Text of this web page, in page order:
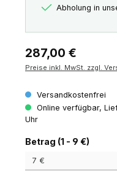
Abholung in
Regulärer Preis:
287,00 €
Preise inkl. MwSt. zzgl.
Versandkostenfrei
Online verfügbar,
Uhr
Betrag (1 - 9 €)